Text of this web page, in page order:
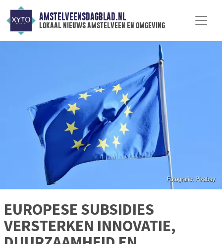
AMSTELVEENSDAGBLAD.NL
lokaal nieuws amstelveen en omgeving
EUROPESE SUBSIDIES
VERSTERKEN INNOVATIE,